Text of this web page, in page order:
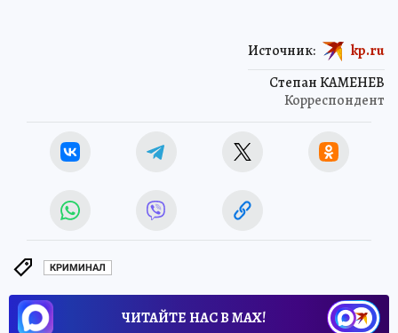
Степан КАМЕНЕВ
Корреспондент
Источник: kp.ru
КРИМИНАЛ
ЧИТАЙТЕ НАС В МАХ!